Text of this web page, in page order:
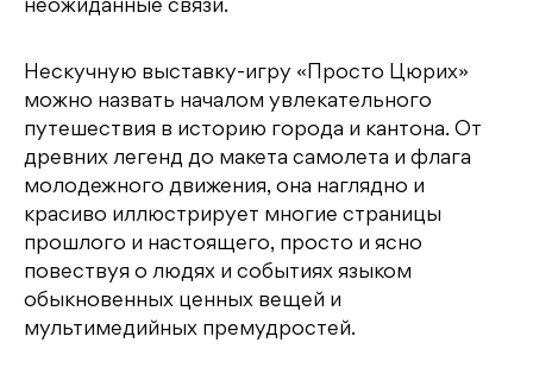
неожиданные связи.
Нескучную выставку-игру «Просто Цюрих»
можно назвать началом увлекательного
путешествия в историю города и кантона. От
древних легенд до макета самолета и флага
молодежного движения, она наглядно и
красиво иллюстрирует многие страницы
прошлого и настоящего, просто и ясно
повествуя о людях и событиях языком
обыкновенных ценных вещей и
мультимедийных премудростей.